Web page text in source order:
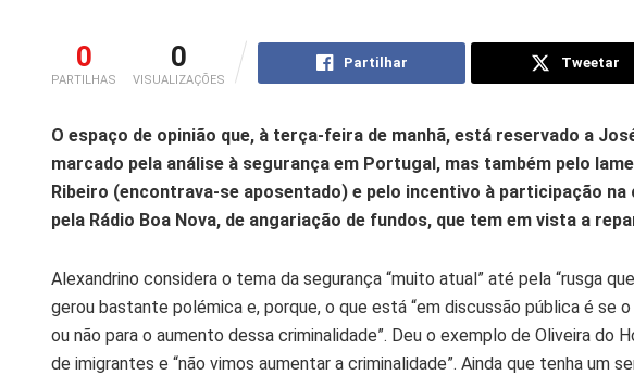
0
PARTILHAS
0
VISUALIZAÇÕES
Partilhar Tweetar
O espaço de opinião que, à terça-feira de manhã, está reservado a
marcado pela análise à segurança em Portugal, mas também pelo
Ribeiro (encontrava-se aposentado) e pelo incentivo à participação na
pela Rádio Boa Nova, de angariação de fundos, que tem em vista a
Alexandrino considera o tema da segurança “muito atual” até pela “rusga
gerou bastante polémica e, porque, o que está “em discussão pública é se
ou não para o aumento dessa criminalidade”. Deu o exemplo de Oliveira do
de imigrantes e “não vimos aumentar a criminalidade”. Ainda que tenha um